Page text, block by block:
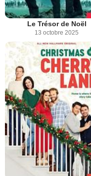
Le Trésor de Noël
13 octobre 2025